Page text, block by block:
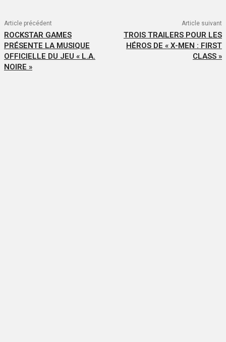
Article précédent
ROCKSTAR GAMES
PRÉSENTE LA MUSIQUE
OFFICIELLE DU JEU « L.A.
NOIRE »
Article suivant
TROIS TRAILERS POUR LES
HÉROS DE « X-MEN : FIRST
CLASS »